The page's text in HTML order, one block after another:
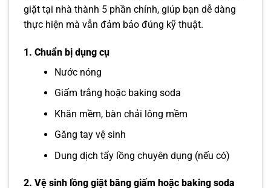
giặt tại nhà thành 5 phần chính, giúp bạn dễ dàng
thực hiện mà vẫn đảm bảo đúng kỹ thuật.
1. Chuẩn bị dụng cụ
Nước nóng
Giấm trắng hoặc baking soda
Khăn mềm, bàn chải lông mềm
Găng tay vệ sinh
Dung dịch tẩy lồng chuyên dụng (nếu có)
2. Vệ sinh lồng giặt bằng giấm hoặc baking soda